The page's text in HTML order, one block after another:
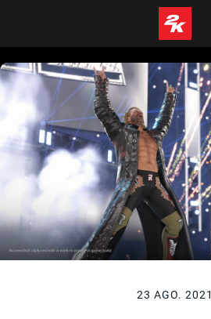
23 AGO. 2021